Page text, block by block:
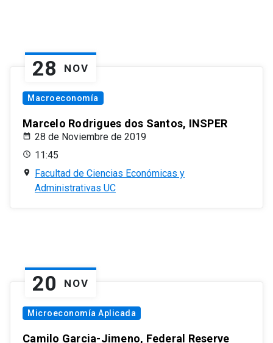
28 NOV
Macroeconomía
Marcelo Rodrigues dos Santos, INSPER
28 de Noviembre de 2019
11:45
Facultad de Ciencias Económicas y
Administrativas UC
20 NOV
Microeconomía Aplicada
Camilo Garcia-Jimeno, Federal Reserve